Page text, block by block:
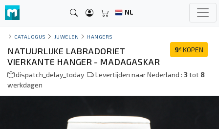
NL
CATALOGUS JUWELEN HANGERS
9€ KOPEN
NATUURLIJKE LABRADORIET
VIERKANTE HANGER - MADAGASKAR
dispatch_delay_today Levertijden naar Nederland : 3tot 8
werkdagen